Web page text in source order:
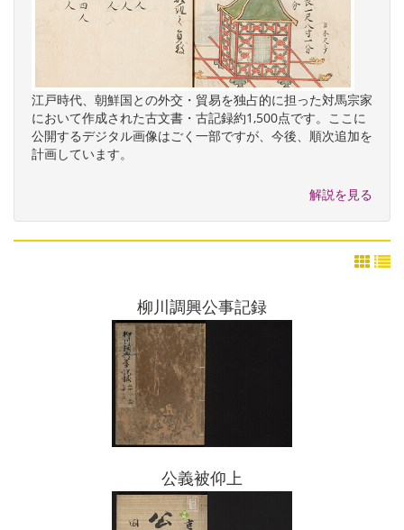
江戸時代、朝鮮国との外交・貿易を独占的に担った対馬宗家
において作成された古文書・古記録約1,500点です。ここに
公開するデジタル画像はごく一部ですが、今後、順次追加を
計画しています。
解説を見る
柳川調興公事記録
公義被仰上